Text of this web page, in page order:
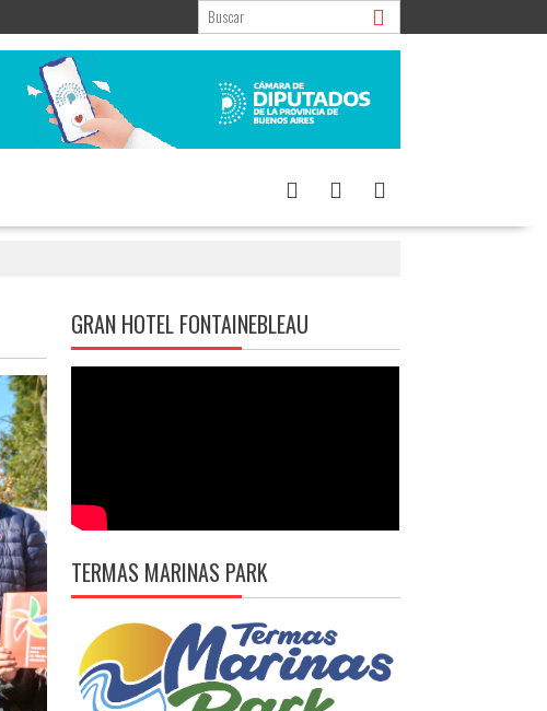
GRAN HOTEL FONTAINEBLEAU
TERMAS MARINAS PARK